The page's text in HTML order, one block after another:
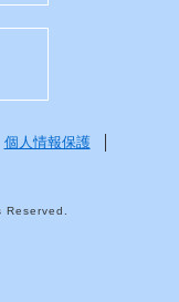
個人情報保護